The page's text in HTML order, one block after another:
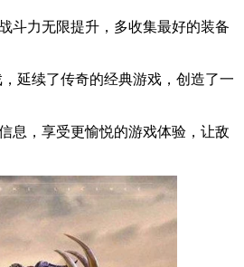
斗力无限提升，多收集最好的装备
，延续了传奇的经典游戏，创造了一
息，享受更愉悦的游戏体验，让敌